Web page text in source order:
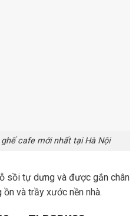
cafe mới nhất tại Hà Nội
sồi tự dưng và được gắn chân
ồn và trầy xước nền nhà.